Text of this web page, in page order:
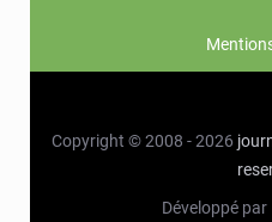
Copyright © 2008 - 2026
Développé par